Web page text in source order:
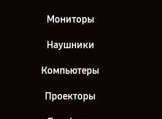
Мониторы
Наушники
Компьютеры
Проекторы